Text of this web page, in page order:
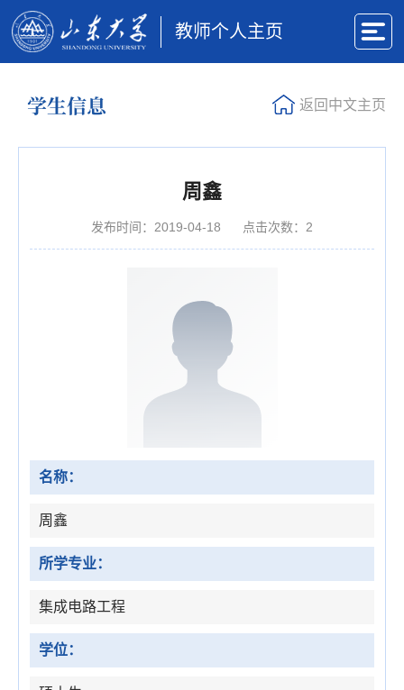
教师个人主页
学生信息 返回中文主页
周鑫
发布时间：2019-04-18 点击次数： 2
名称：
周鑫
所学专业：
集成电路工程
学位：